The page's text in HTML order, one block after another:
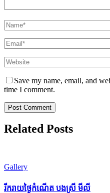
Name*
Email*
Website
Save my name, email, and
time I comment.
Related Posts
Gallery
រីករាយថ្ងៃកំណើត បងស្រី មីលី